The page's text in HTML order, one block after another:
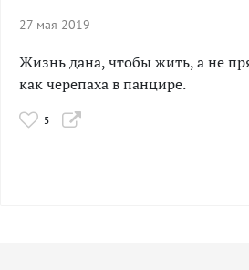
27 мая 2019
Жизнь дана, чтобы жить, а не
как черепаха в панцире.
5